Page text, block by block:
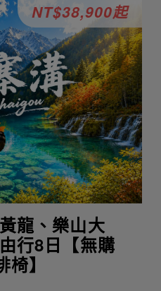
龍、樂山大
行8日【無購
】
NT$38,900起